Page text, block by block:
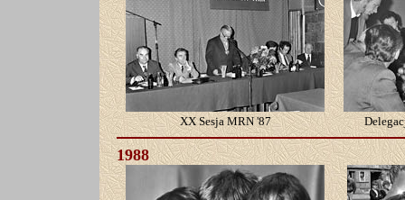
XX Sesja MRN '87
1988